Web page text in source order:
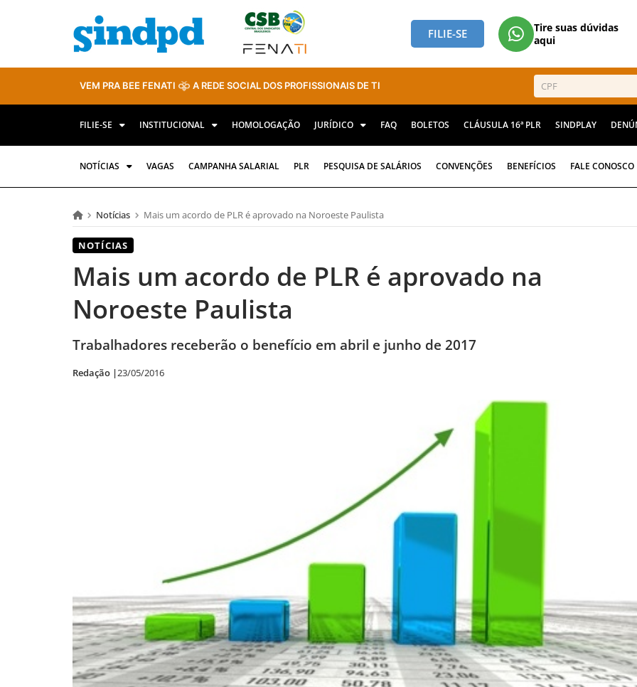
FILIE-SE
Tire suas dúvidas
aqui
VEM PRA BEE FENATI A REDE SOCIAL DOS PROFISSIONAIS DE TI
FILIE-SE INSTITUCIONAL HOMOLOGAÇÃO JURÍDICO FAQ BOLETOS CLÁUSULA 16ª PLR SINDPLAY
NOTÍCIAS VAGAS CAMPANHA SALARIAL PLR PESQUISA DE SALÁRIOS CONVENÇÕES BENEFÍCIOS FALE CONOSCO
Notícias Mais um acordo de PLR é aprovado na Noroeste Paulista
NOTÍCIAS
Mais um acordo de PLR é aprovado na
Noroeste Paulista
Trabalhadores receberão o benefício em abril e junho de 2017
Redação |23/05/2016